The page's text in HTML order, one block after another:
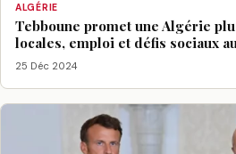
ALGÉRIE
Tebboune promet une Algérie
locales, emploi et défis sociaux
25 Déc 2024